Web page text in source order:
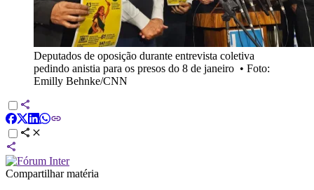
Deputados de oposição durante entrevista coletiva
pedindo anistia para os presos do 8 de janeiro • Foto:
Emilly Behnke/CNN
Compartilhar matéria